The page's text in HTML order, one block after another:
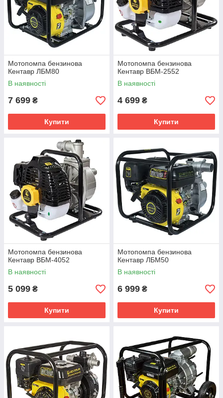
Мотопомпа бензинова
Кентавр ЛБМ80
В наявності
7 699 ₴
Купити
Мотопомпа бензинова
Кентавр ВБМ-2552
В наявності
4 699 ₴
Купити
Мотопомпа бензинова
Кентавр ВБМ-4052
В наявності
5 099 ₴
Купити
Мотопомпа бензинова
Кентавр ЛБМ50
В наявності
6 999 ₴
Купити